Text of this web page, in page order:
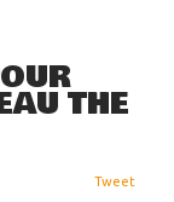
THE
Tweet